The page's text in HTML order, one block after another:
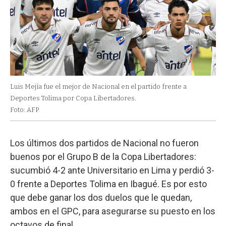
Luis Mejía fue el mejor de Nacional en el partido frente a
Deportes Tolima por Copa Libertadores.
Foto: AFP
Los últimos dos partidos de Nacional no fueron
buenos por el Grupo B de la Copa Libertadores:
sucumbió 4-2 ante Universitario en Lima y perdió 3-
0 frente a Deportes Tolima en Ibagué. Es por esto
que debe ganar los dos duelos que le quedan,
ambos en el GPC, para asegurarse su puesto en los